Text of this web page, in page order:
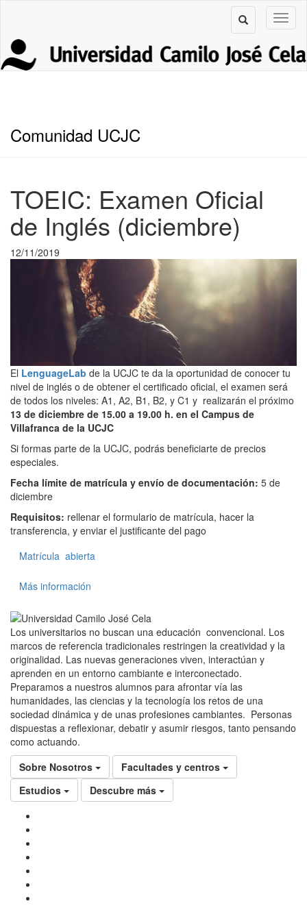
Comunidad UCJC
TOEIC: Examen Oficial
de Inglés (diciembre)
12/11/2019
El LenguageLab de la UCJC te da la oportunidad de conocer tu
nivel de inglés o de obtener el certificado oficial, el examen será
de todos los niveles: A1, A2, B1, B2, y C1 y realizarán el próximo
13 de diciembre de 15.00 a 19.00 h. en el Campus de
Villafranca de la UCJC
Si formas parte de la UCJC, podrás beneficiarte de precios
especiales.
Fecha límite de matrícula y envío de documentación: 5 de
diciembre
Requisitos: rellenar el formulario de matrícula, hacer la
transferencia, y enviar el justificante del pago
Matrícula abierta
Más información
Los universitarios no buscan una educación convencional. Los
marcos de referencia tradicionales restringen la creatividad y la
originalidad. Las nuevas generaciones viven, interactúan y
aprenden en un entorno cambiante e interconectado.
Preparamos a nuestros alumnos para afrontar vía las
humanidades, las ciencias y la tecnología los retos de una
sociedad dinámica y de unas profesiones cambiantes. Personas
dispuestas a reflexionar, debatir y asumir riesgos, tanto pensando
como actuando.
Sobre Nosotros
Facultades y centros
Estudios
Descubre más